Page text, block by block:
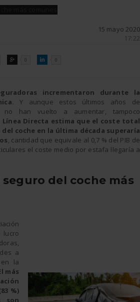
15 mayo 2020
17:22

GOOGLE0 
LINKEDIN
0
incrementaron durante la
Y aunque estos últimos años de
no han vuelto a aumentar, tampoco
Línea Directa estima que el coste total
coche en la última década superaría
, cantidad que equivale al 0,7 % del PIB de
el coste medio por estafa llegaría a
del coche más
lucro
a
la
más
%)
son